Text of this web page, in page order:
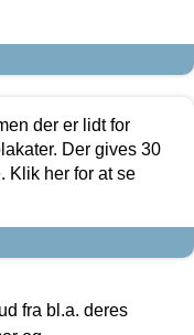
der er lidt for
Der gives 30
Klik her for at se
fra bl.a. deres